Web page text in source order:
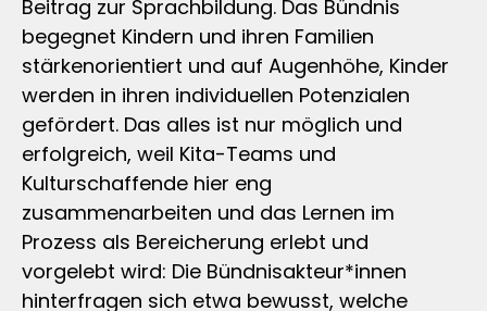
Beitrag zur Sprachbildung. Das Bündnis
begegnet Kindern und ihren Familien
stärkenorientiert und auf Augenhöhe, Kinder
werden in ihren individuellen Potenzialen
gefördert. Das alles ist nur möglich und
erfolgreich, weil Kita-Teams und
Kulturschaffende hier eng
zusammenarbeiten und das Lernen im
Prozess als Bereicherung erlebt und
vorgelebt wird: Die Bündnisakteur*innen
hinterfragen sich etwa bewusst, welche